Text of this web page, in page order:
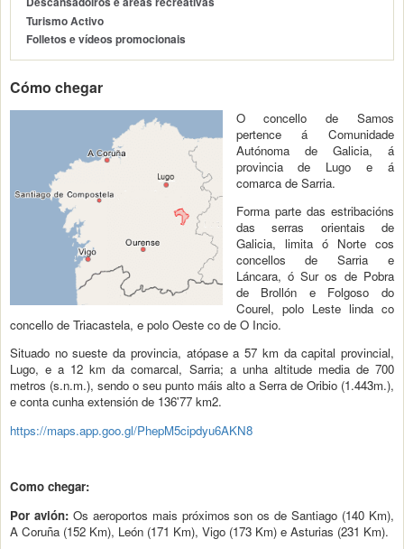
Turismo Activo
Folletos e vídeos promocionais
Cómo chegar
O concello de Samos
pertence á Comunidade
Autónoma de Galicia, á
provincia de Lugo e á
comarca de Sarria.
Forma parte das estribacións
das serras orientais de
Galicia, limita ó Norte cos
concellos de Sarria e
Láncara, ó Sur os de Pobra
de Brollón e Folgoso do
Courel, polo Leste linda co
concello de Triacastela, e polo Oeste co de O Incio.
Situado no sueste da provincia, atópase a 57 km da capital provincial,
Lugo, e a 12 km da comarcal, Sarria; a unha altitude media de 700
metros (s.n.m.), sendo o seu punto máis alto a Serra de Oribio (1.443m.),
e conta cunha extensión de 136'77 km2.
https://maps.app.goo.gl/PhepM5cipdyu6AKN8
Como chegar:
Por avión:Os aeroportos mais próximos son os de Santiago (140 Km),
A Coruña (152 Km), León (171 Km), Vigo (173 Km) e Asturias (231 Km).